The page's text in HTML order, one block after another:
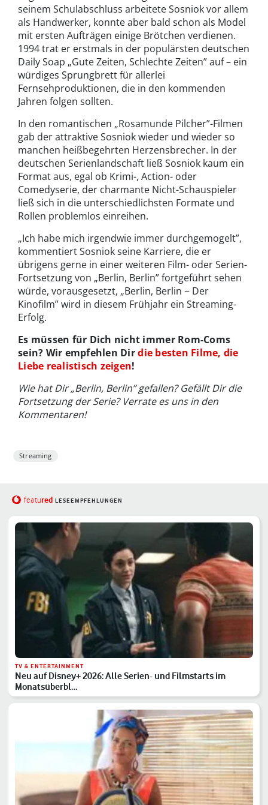
seinem Schulabschluss arbeitete Sosniok vor allem
als Handwerker, konnte aber bald schon als Model
mit ersten Aufträgen einige Brötchen verdienen.
1994 trat er erstmals in der populärsten deutschen
Daily Soap „Gute Zeiten, Schlechte Zeiten” auf – ein
würdiges Sprungbrett für allerlei
Fernsehproduktionen, die in den kommenden
Jahren folgen sollten.
In den romantischen „Rosamunde Pilcher”-Filmen
gab der attraktive Sosniok wieder und wieder so
manchen heißbegehrten Herzensbrecher. In der
deutschen Serienlandschaft ließ Sosniok kaum ein
Format aus, egal ob Krimi-, Action- oder
Comedyserie, der charmante Nicht-Schauspieler
ließ sich in die unterschiedlichsten Formate und
Rollen problemlos einreihen.
„Ich habe mich irgendwie immer durchgemogelt”,
kommentiert Sosniok seine Karriere, die er
übrigens gerne in einer weiteren Film- oder Serien-
Fortsetzung von „Berlin, Berlin” fortgeführt sehen
würde, vorausgesetzt, „Berlin, Berlin − Der
Kinofilm” wird in diesem Frühjahr ein Streaming-
Erfolg.
Es müssen für Dich nicht immer Rom-Coms
sein? Wir empfehlen Dirdie besten Filme, die
Liebe realistisch zeigen!
Wie hat Dir „Berlin, Berlin” gefallen? Gefällt Dir die
Fortsetzung der Serie? Verrate es uns in den
Kommentaren!
Streaming
featured LESEEMPFEHLUNGEN
TV & ENTERTAINMENT
Neu auf Disney+ 2026: Alle Serien- und Filmstarts im
Monatsüberbl…